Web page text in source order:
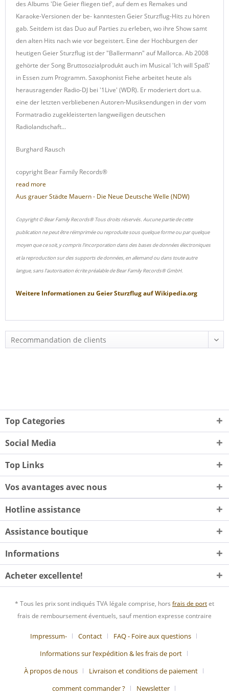
des Albums 'Die Geier fliegen tief', auf dem es Remakes und
Karaoke-Versionen der be- kanntesten Geier Sturzflug-Hits zu hören
gab. Seitdem ist das Duo auf Parties zu erleben, wo ihre Show samt
den alten Hits nach wie vor begeistert. Eine der Hochburgen der
heutigen Geier Sturzflug ist der "Ballermann" auf Mallorca. Ab 2008
gehörte der Song Bruttosozialprodukt auch im Musical 'Ich will Spaß'
in Essen zum Programm. Saxophonist Fiehe arbeitet heute als
herausragender Radio-DJ bei '1Live' (WDR). Er moderiert dort u.a.
eine der letzten verbliebenen Autoren-Musiksendungen in der vom
Formatradio zugekleisterten langweiligen deutschen
Radiolandschaft...
Burghard Rausch
copyright Bear Family Records®
read more
Aus grauer Städte Mauern - Die Neue Deutsche Welle (NDW)
Copyright © Bear Family Records® Tous droits réservés. Aucune partie de cette
publication ne peut être réimprimée ou reproduite sous quelque forme ou par quelque
moyen que ce soit, y compris l'incorporation dans des bases de données électroniques
et la reproduction sur des supports de données, en allemand ou dans toute autre
langue, sans l'autorisation écrite préalable de Bear Family Records® GmbH.
Weitere Informationen zu Geier SturzflugaufWikipedia.org
Top Categories
Social Media
Top Links
Vos avantages avec nous
Hotline assistance
Assistance boutique
Informations
Acheter excellente!
* Tous les prix sont indiqués TVA légale comprise, hors frais de portet
frais de remboursement éventuels, sauf mention expresse contraire
Impressum- Contact
FAQ - Foire aux questions
Informations sur l’expédition & les frais de port
À propos de nous
Livraison et conditions de paiement
comment commander ?
Newsletter